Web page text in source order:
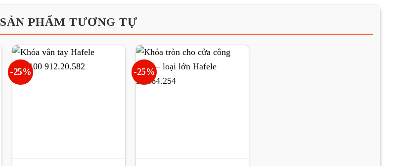
SẢN PHẨM TƯƠNG TỰ
-25% -25%